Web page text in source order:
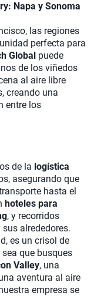
Napa y Sonoma
las regiones
perfecta para
Global puede
de los viñedos
al aire libre
creando una
entre los
de la logística
asegurando que
hasta el
hoteles para
, y recorridos
alrededores.
es un crisol de
que busques
Valley, una
aventura al aire
empresa se